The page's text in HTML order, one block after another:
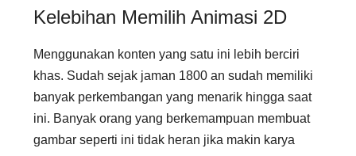
Kelebihan Memilih Animasi 2D
Menggunakan konten yang satu ini lebih berciri
khas. Sudah sejak jaman 1800 an sudah memiliki
banyak perkembangan yang menarik hingga saat
ini. Banyak orang yang berkemampuan membuat
gambar seperti ini tidak heran jika makin karya